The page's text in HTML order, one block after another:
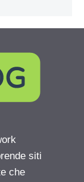
siti
che